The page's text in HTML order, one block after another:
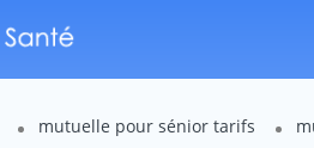
mutuelle pour sénior tarifs